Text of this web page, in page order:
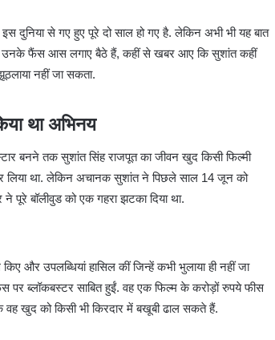
से गए हुए पूरे दो साल हो गए है. लेकिन अभी भी यह बात
उनके फैंस आस लगाए बैठे हैं, कहीं से खबर आए कि सुशांत कहीं
नहीं जा सकता.
था अभिनय
बनने तक सुशांत सिंह राजपूत का जीवन खुद किसी फिल्मी
था. लेकिन अचानक सुशांत ने पिछले साल 14 जून को
बॉलीवुड को एक गहरा झटका दिया था.
और उपलब्धियां हासिल कीं जिन्हें कभी भुलाया ही नहीं जा
पर ब्लॉकबस्टर साबित हुईं. वह एक फिल्म के करोड़ों रुपये फीस
खुद को किसी भी किरदार में बखूबी ढाल सकते हैं.